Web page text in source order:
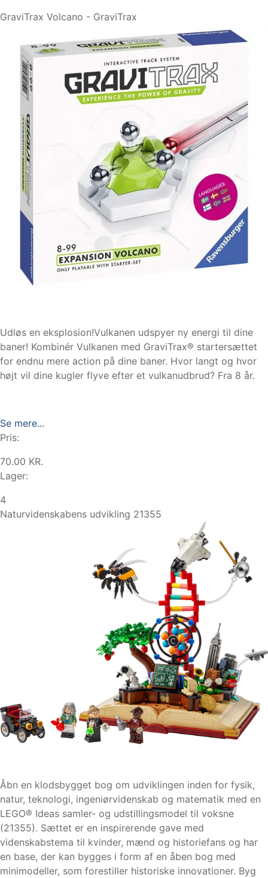
GraviTrax Volcano - GraviTrax
Udløs en eksplosion!Vulkanen udspyer ny energi til dine
baner! Kombinér Vulkanen med GraviTrax® startersættet
for endnu mere action på dine baner. Hvor langt og hvor
højt vil dine kugler flyve efter et vulkanudbrud? Fra 8 år.
Se mere...
Pris:
70.00 KR.
Lager:
4
Naturvidenskabens udvikling 21355
Åbn en klodsbygget bog om udviklingen inden for fysik,
natur, teknologi, ingeniørvidenskab og matematik med en
LEGO® Ideas samler- og udstillingsmodel til voksne
(21355). Sættet er en inspirerende gave med
videnskabstema til kvinder, mænd og historiefans og har
en base, der kan bygges i form af en åben bog med
minimodeller, som forestiller historiske innovationer. Byg